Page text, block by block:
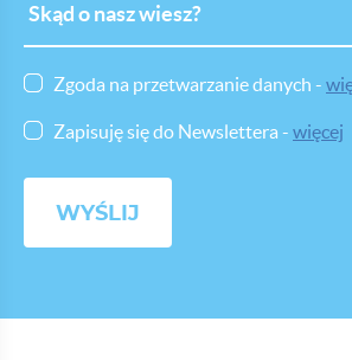
o
nasz
wieszZgoda na przetwarzanie danych -
Zapisuję się do Newslettera - więcej